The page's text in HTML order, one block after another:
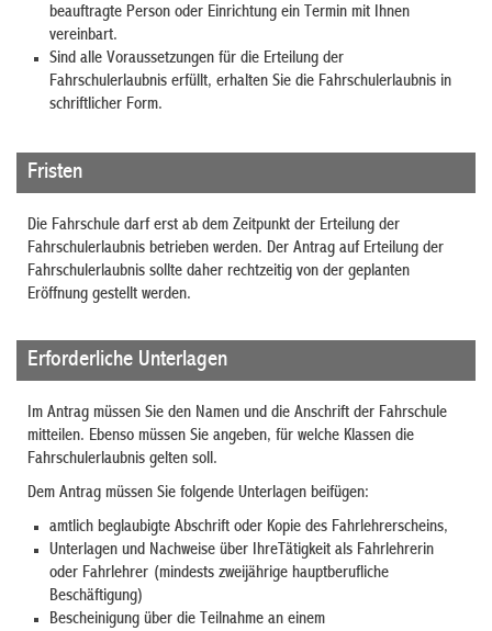
beauftragte Person oder Einrichtung ein Termin mit Ihnen
vereinbart.
Sind alle Voraussetzungen für die Erteilung der
Fahrschulerlaubnis erfüllt, erhalten Sie die Fahrschulerlaubnis in
schriftlicher Form.
Fristen
Die Fahrschule darf erst ab dem Zeitpunkt der Erteilung der
Fahrschulerlaubnis betrieben werden. Der Antrag auf Erteilung der
Fahrschulerlaubnis sollte daher rechtzeitig von der geplanten
Eröffnung gestellt werden.
Erforderliche Unterlagen
Im Antrag müssen Sie den Namen und die Anschrift der Fahrschule
mitteilen. Ebenso müssen Sie angeben, für welche Klassen die
Fahrschulerlaubnis gelten soll.
Dem Antrag müssen Sie folgende Unterlagen beifügen:
amtlich beglaubigte Abschrift oder Kopie des Fahrlehrerscheins,
Unterlagen und Nachweise über IhreTätigkeit als Fahrlehrerin
oder Fahrlehrer (mindests zweijährige hauptberufliche
Beschäftigung)
Bescheinigung über die Teilnahme an einem